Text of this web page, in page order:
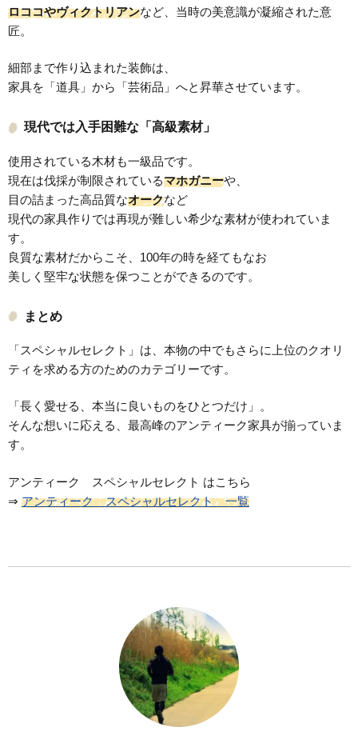
ロココやヴィクトリアンなど、当時の美意識が凝縮された意
匠。
細部まで作り込まれた装飾は、
家具を「道具」から「芸術品」へと昇華させています。
現代では入手困難な「高級素材」
使用されている木材も一級品です。
現在は伐採が制限されているマホガニーや、
目の詰まった高品質なオークなど
現代の家具作りでは再現が難しい希少な素材が使われていま
す。
良質な素材だからこそ、100年の時を経てもなお
美しく堅牢な状態を保つことができるのです。
まとめ
「スペシャルセレクト」は、本物の中でもさらに上位のクオリ
ティを求める方のためのカテゴリーです。
「長く愛せる、本当に良いものをひとつだけ」。
そんな想いに応える、最高峰のアンティーク家具が揃っていま
す。
アンティーク スペシャルセレクト はこちら
⇒ アンティーク スペシャルセレクト 一覧